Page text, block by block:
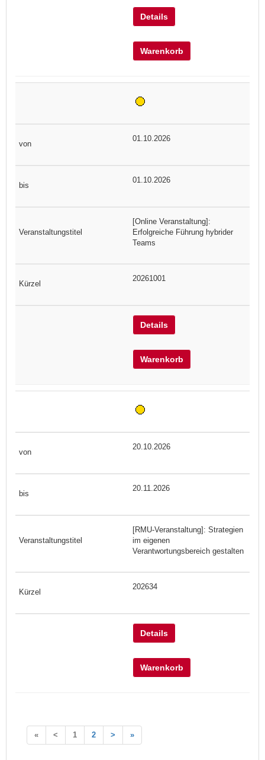
Details
Warenkorb
01.10.2026
01.10.2026
[Online Veranstaltung]:
Erfolgreiche Führung hybrider
Teams
20261001
Details
Warenkorb
20.10.2026
20.11.2026
[RMU-Veranstaltung]: Strategien
im eigenen
Verantwortungsbereich gestalten
202634
Details
Warenkorb
« < 1 2 > »